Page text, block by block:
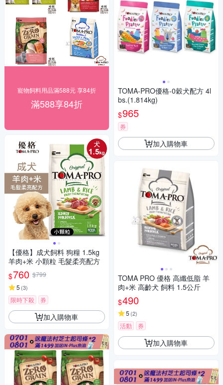
寵物飼料用品滿588元 享84折
滿588享84折
【優格】成犬飼料 狗糧 1.5kg
羊肉+米 小顆粒 毛髮柔亮配方
$760 $799
5 (3)
限時下殺 券
加入購物車
TOMA-PRO優格-0穀犬配方 4l
bs.(1.814kg)
$965
券
加入購物車
TOMA PRO 優格 高纖低脂 羊
肉+米 高齡犬 飼料 1.5公斤
$490
5 (2)
活動 券
加入購物車